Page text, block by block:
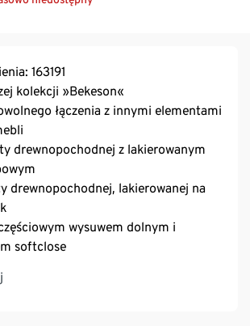
163191
kolekcji »Bekeson«
łączenia z innymi elementami
drewnopochodnej z lakierowanym
drewnopochodnej, lakierowanej na
wysuwem dolnym i
softclose
zatrzaskowych i z
softclose